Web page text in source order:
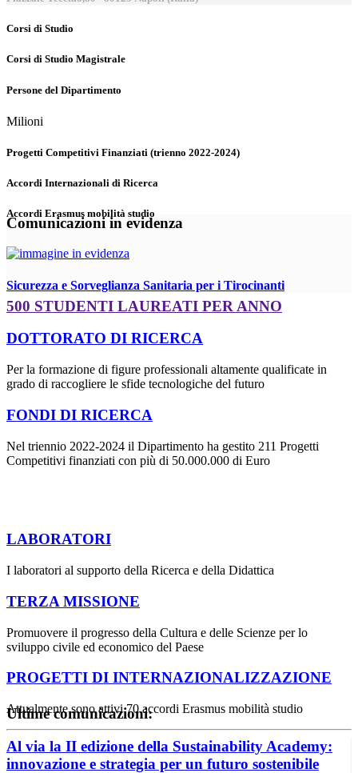
Corsi di Studio
Corsi di Studio Magistrale
Persone del Dipartimento
Milioni
Progetti Competitivi Finanziati (trienno 2022-2024)
Accordi Internazionali di Ricerca
Accordi Erasmus mobilità studio
Comunicazioni in evidenza
Sicurezza e Sorveglianza Sanitaria per i Tirocinanti
500 STUDENTI LAUREATI PER ANNO
DOTTORATO DI RICERCA
Per la formazione di figure professionali altamente qualificate in
grado di raccogliere le sfide tecnologiche del futuro
FONDI DI RICERCA
Nel triennio 2022-2024 il Dipartimento ha gestito 211 Progetti
Competitivi finanziati con più di 50.000.000 di Euro
LABORATORI
I laboratori al supporto della Ricerca e della Didattica
TERZA MISSIONE
Promuovere il progresso della Cultura e delle Scienze per lo
sviluppo civile ed economico del Paese
PROGETTI DI INTERNAZIONALIZZAZIONE
Attualmente sono attivi 70 accordi Erasmus mobilità studio
Ultime comunicazioni:
Al via la II edizione della Sustainability Academy:
innovazione e strategia per un futuro sostenibile